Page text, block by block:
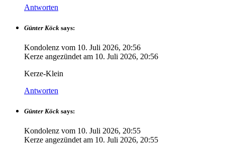
Antworten
Günter Köck says:
Kondolenz vom 10. Juli 2026, 20:56
Kerze angezündet am 10. Juli 2026, 20:56
Kerze-Klein
Antworten
Günter Köck says:
Kondolenz vom 10. Juli 2026, 20:55
Kerze angezündet am 10. Juli 2026, 20:55